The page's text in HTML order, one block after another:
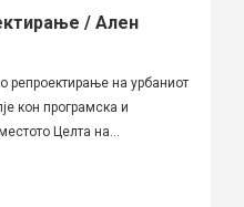
/ Ален
репроектирање на урбаниот
кон програмска и
Целта на...